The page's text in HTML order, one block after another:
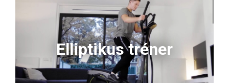
Elliptikus tréner